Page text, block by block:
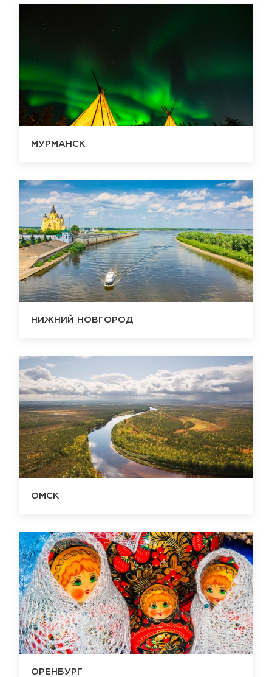
МУРМАНСК
НИЖНИЙ НОВГОРОД
ОМСК
ОРЕНБУРГ